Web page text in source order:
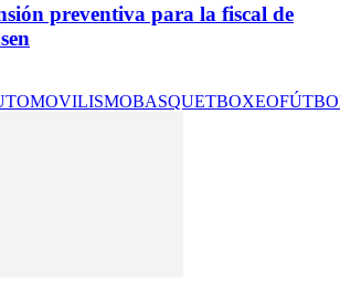
preventiva para la fiscal de
BASQUETBOXEO